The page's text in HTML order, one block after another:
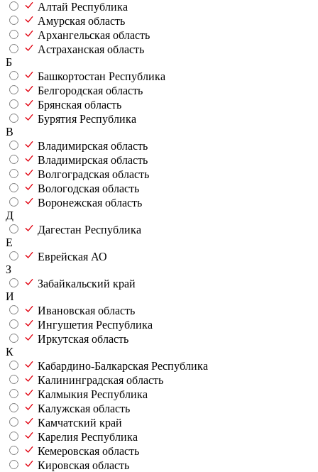
Алтай Республика
Амурская область
Архангельская область
Астраханская область
Б
Башкортостан Республика
Белгородская область
Брянская область
Бурятия Республика
В
Владимирская область
Владимирская область
Волгоградская область
Вологодская область
Воронежская область
Д
Дагестан Республика
Е
Еврейская АО
З
Забайкальский край
И
Ивановская область
Ингушетия Республика
Иркутская область
К
Кабардино-Балкарская Республика
Калининградская область
Калмыкия Республика
Калужская область
Камчатский край
Карелия Республика
Кемеровская область
Кировская область